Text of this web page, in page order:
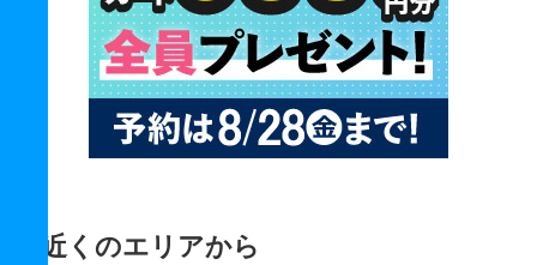
近くのエリアから